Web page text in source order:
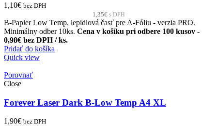
1,10€ bez DPH
1,35€ s DPH
B-Papier Low Temp, lepidlová časť pre A-Fóliu - verzia PRO.
Minimálny odber 10ks. Cena v košíku pri odbere 100 kusov -
0,98€ bez DPH / ks.
Pridať do košíka
Quick view
Porovnať
Close
Forever Laser Dark B-Low Temp A4 XL
1,90€ bez DPH